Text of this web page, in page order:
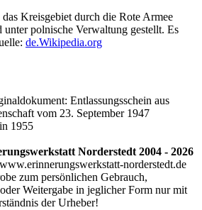
Kreisgebiet durch die Rote Armee
unter polnische Verwaltung gestellt. Es
de.Wikipedia.org
Entlassungsschein aus
vom 23. September 1947
1955
Norderstedt 2004 - 2026
norderstedt.de
zum persönlichen Gebrauch,
Weitergabe in jeglicher Form nur mit
der Urheber!